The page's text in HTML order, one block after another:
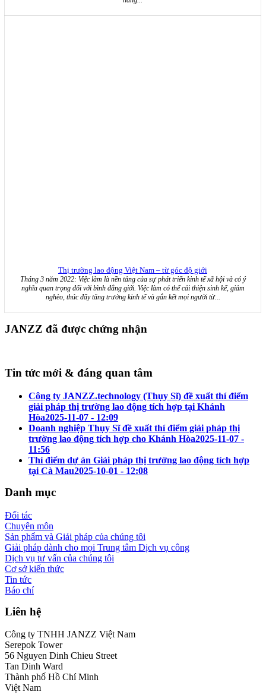
Thị trường lao động Việt Nam – từ góc độ giới
Tháng 3 năm 2022: Việc làm là nền tảng của sự phát triển kinh tế xã hội và có ý
nghĩa quan trọng đối với bình đẳng giới. Việc làm có thể cải thiện sinh kế, giảm
nghèo, thúc đẩy tăng trưởng kinh tế và gắn kết mọi người từ...
JANZZ đã được chứng nhận
Tin tức mới & đáng quan tâm
Công ty JANZZ.technology (Thụy Sĩ) đề xuất thí điểm
giải pháp thị trường lao động tích hợp tại Khánh
Hòa2025-11-07 - 12:09
Doanh nghiệp Thụy Sĩ đề xuất thí điểm giải pháp thị
trường lao động tích hợp cho Khánh Hòa2025-11-07 -
11:56
Thí điểm dự án Giải pháp thị trường lao động tích hợp
tại Cà Mau2025-10-01 - 12:08
Danh mục
Đối tác
Chuyên môn
Sản phẩm và Giải pháp của chúng tôi
Giải pháp dành cho mọi Trung tâm Dịch vụ công
Dịch vụ tư vấn của chúng tôi
Cơ sở kiến thức
Tin tức
Báo chí
Liên hệ
Công ty TNHH JANZZ Việt Nam
Serepok Tower
56 Nguyen Dinh Chieu Street
Tan Dinh Ward
Thành phố Hồ Chí Minh
Việt Nam